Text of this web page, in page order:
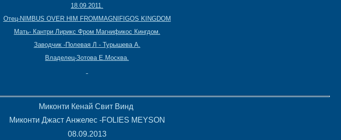
18.09.2011.
Отец-NIMBUS OVER HIM FROMMAGNIFIGOS KINGDOM
Мать- Кантри Лирикс Фром Магнификос Кингдом.
Заводчик -Полевая Л - Турышева А.
Владелец-Зотова Е.Москва.
Миконти Кенай Свит Винд
Миконти Джаст Анжелес -FOLIES MEYSON
08.09.2013